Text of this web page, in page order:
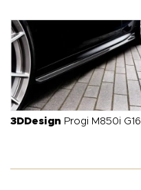
3DDesign Progi M850i G16